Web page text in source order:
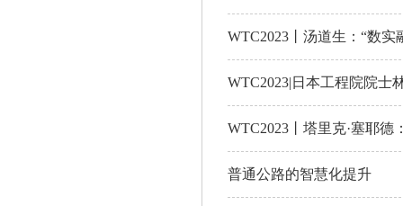
WTC2023丨汤道生：“数
WTC2023|日本工程院院士
WTC2023丨塔里克·塞耶
普通公路的智慧化提升